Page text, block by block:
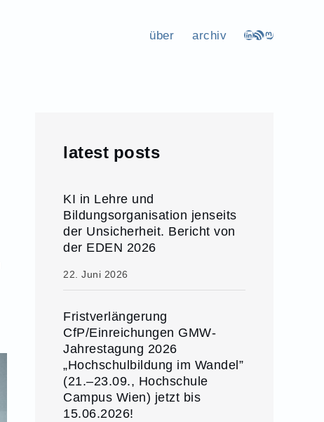
über archiv LinkedIn
RSS-FeedMastodon
latest posts
KI in Lehre und
Bildungsorganisation jenseits
der Unsicherheit. Bericht von
der EDEN 2026
22. Juni 2026
Fristverlängerung
CfP/Einreichungen GMW-
Jahrestagung 2026
„Hochschulbildung im Wandel”
(21.–23.09., Hochschule
Campus Wien) jetzt bis
15.06.2026!